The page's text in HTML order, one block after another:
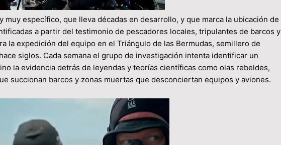
muy específico, que lleva décadas en desarrollo, y que marca la ubicación de
a partir del testimonio de pescadores locales, tripulantes de barcos y
la expedición del equipo en el Triángulo de las Bermudas, semillero de
siglos. Cada semana el grupo de investigación intenta identificar un
la evidencia detrás de leyendas y teorías científicas como olas rebeldes,
succionan barcos y zonas muertas que desconciertan equipos y aviones.